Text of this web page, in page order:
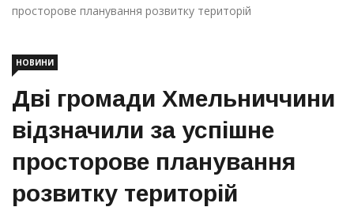
просторове планування розвитку територій
НОВИНИ
Дві громади Хмельниччини
відзначили за успішне
просторове планування
розвитку територій